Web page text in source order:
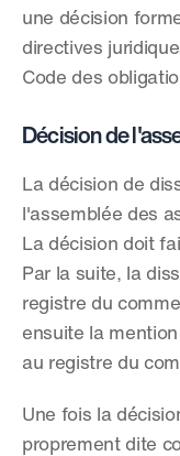
une décision
directives
Code des
Décision de
La décision de
l'assemblée des
La décision doit
Par la suite, la
registre du
ensuite la
au registre du
Une fois la
proprement dite